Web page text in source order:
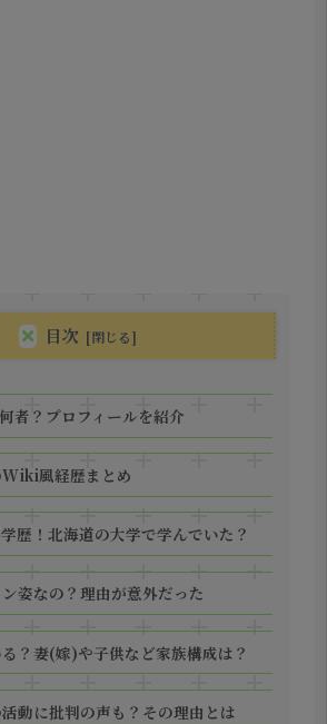
目次
者？プロフィールを紹介
風経歴まとめ
歴！北海道の大学で学んでいた？
姿なの？理由が意外だった
？妻(嫁)や子供など家族構成は？
動に批判の声も？その理由とは